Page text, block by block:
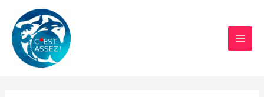
contenu